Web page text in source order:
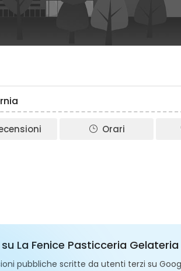
Orari
La Fenice Pasticceria
pubbliche scritte da utenti terzi su